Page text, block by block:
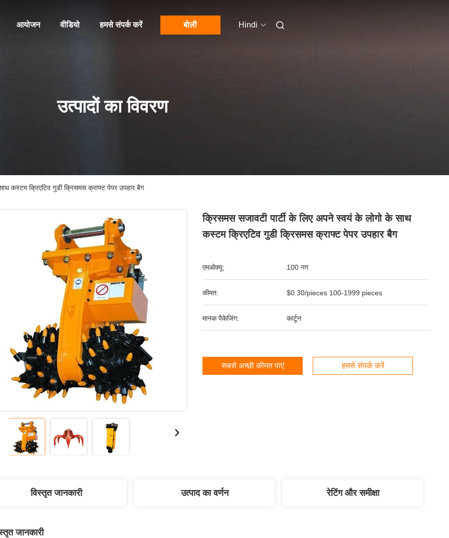
आयोजन वीडियो हमसे संपर्क करें बोली Hindi
उत्पादों का विवरण
कस्टम क्रिएटिव गुडी क्रिसमस क्राफ्ट पेपर उपहार बैग
क्रिसमस सजावटी पार्टी के लिए अपने स्वयं के लोगो के साथ
कस्टम क्रिएटिव गुडी क्रिसमस क्राफ्ट पेपर उपहार बैग
एमओक्यू: 100 नग
कीमत: $0.30/pieces 100-1999 pieces
मानक पैकेजिंग: कार्टून
सबसे अच्छी कीमत पाएं हमसे संपर्क करें
विस्तृत जानकारी उत्पाद का वर्णन रेटिंग और समीक्षा
जानकारी